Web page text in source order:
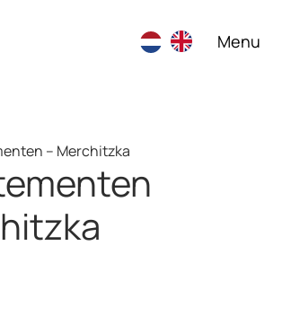
Menu
– Merchitzka